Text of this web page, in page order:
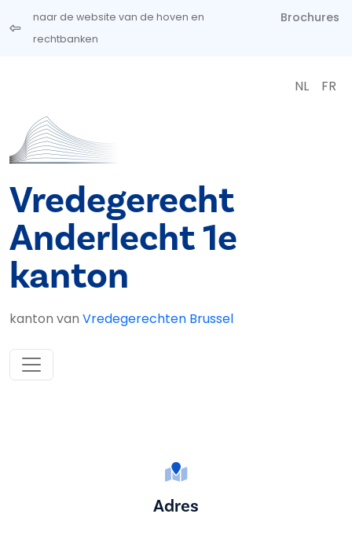
Overslaan en naar de inhoud gaan
naar de website van de hoven en
rechtbanken
Brochures
NL FR
Vredegerecht
Anderlecht 1e
kanton
kanton van Vredegerechten Brussel
Adres